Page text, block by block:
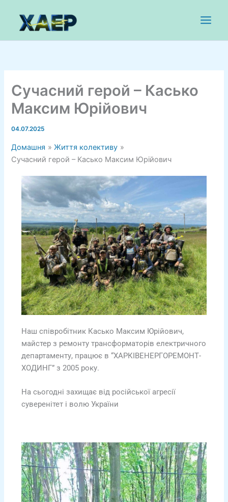
вмісту
Сучасний герой – Касько
Максим Юрійович
04.07.2025
Домашня
Життя колективу
Сучасний герой – Касько Максим Юрійович
Наш співробітник Касько Максим Юрійович,
майстер з ремонту трансформаторів електричного
департаменту, працює в “ХАРКІВЕНЕРГОРЕМОНТ-
ХОДИНГ” з 2005 року.
На сьогодні захищає від російської агресії
суверенітет і волю України